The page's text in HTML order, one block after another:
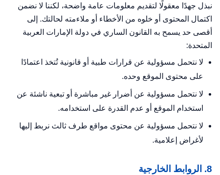
نبذل جهدًا معقولًا لتقديم معلومات عامة واضحة، لكننا لا نضمن
اكتمال المحتوى أو خلوه من الأخطاء أو ملاءمته لحالتك. إلى
أقصى حد يسمح به القانون الساري في دولة الإمارات العربية
المتحدة:
لا نتحمل مسؤولية عن قرارات طبية أو قانونية تُتخذ اعتمادًا
على محتوى الموقع وحده.
لا نتحمل مسؤولية عن أضرار غير مباشرة أو تبعية ناشئة عن
استخدام الموقع أو عدم القدرة على استخدامه.
لا نتحمل مسؤولية عن محتوى مواقع طرف ثالث نربط إليها
لأغراض إعلامية.
8. الروابط الخارجية